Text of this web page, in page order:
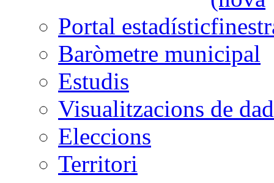
Portal estadístic
Baròmetre municipal
Estudis
Visualitzacions de
Eleccions
Territori